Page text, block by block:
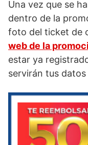
Una vez que se
dentro de la
foto del ticket de
web de la
estar ya
servirán tus datos